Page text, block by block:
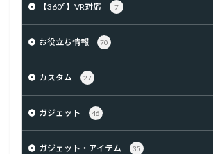
【360°】VR対応 7
お役立ち情報 70
カスタム 27
ガジェット 46
ガジェット・アイテム 35